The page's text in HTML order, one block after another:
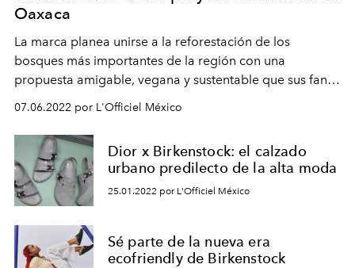
Oaxaca
La marca planea unirse a la reforestación de los
bosques más importantes de la región con una
propuesta amigable, vegana y sustentable que sus fans
07.06.2022 por L'Officiel México
Dior x Birkenstock: el calzado
urbano predilecto de la alta moda
25.01.2022 por L'Officiel México
Sé parte de la nueva era
ecofriendly de Birkenstock